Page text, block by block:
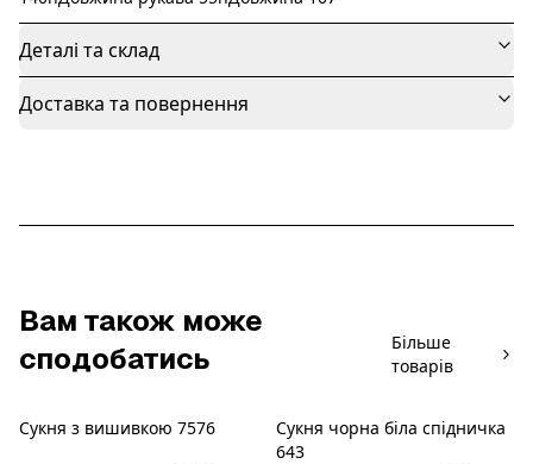
Деталі та склад
Доставка та повернення
Вам також може
сподобатись
Більше
товарів
Сукня з вишивкою 7576
Новинка
Сукня чорна біла спідничка
643